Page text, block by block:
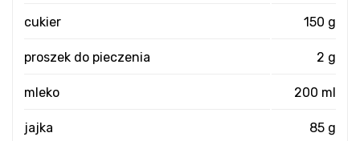
cukier 150 g
proszek do pieczenia 2 g
mleko 200 ml
jajka 85 g